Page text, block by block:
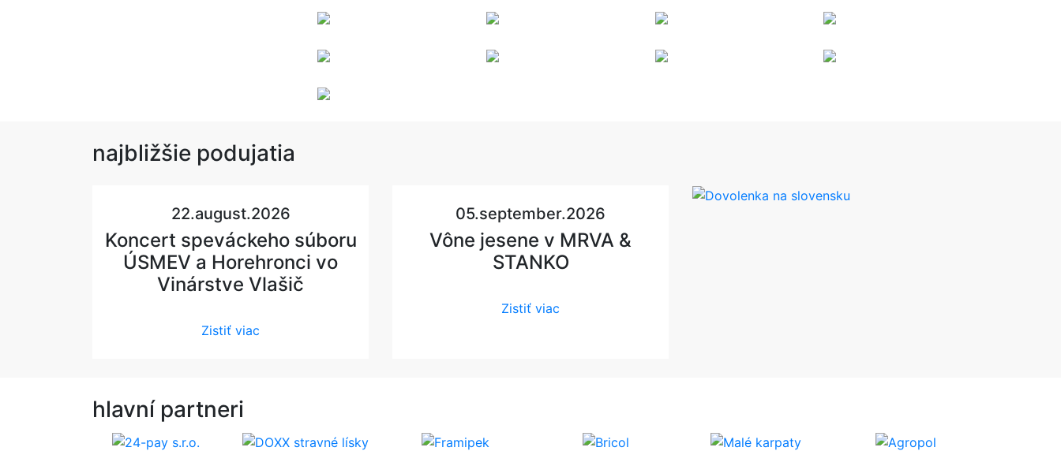
najbližšie podujatia
22.august.2026
Koncert speváckeho súboru
ÚSMEV a Horehronci vo
Vinárstve Vlašič
Zistiť viac
05.september.2026
Vône jesene v MRVA &
STANKO
Zistiť viac
hlavnípartneri